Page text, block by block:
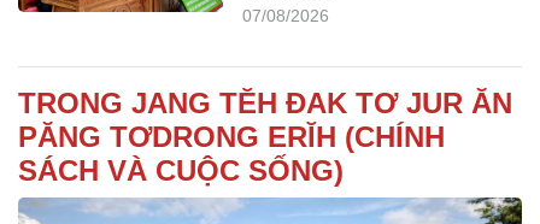
07/08/2026
TRONG JANG TĔH ĐAK TƠ JUR ĂN
PĂNG TƠDRONG ERĬH (CHÍNH
SÁCH VÀ CUỘC SỐNG)